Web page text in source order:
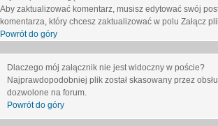
Aby zaktualizować komentarz, musisz edytować swój
komentarza, który chcesz zaktualizować w polu Załącz
Powrót do góry
Dlaczego mój załącznik nie jest widoczny w poście?
Najprawdopodobniej plik został skasowany przez
dozwolone na forum.
Powrót do góry